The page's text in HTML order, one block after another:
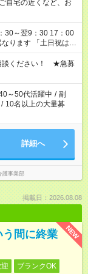
自宅の近くなど、お
30～翌9：30 17：00
土日祝は休
遅い時間から始めた
す。 ※未経験
経験いただき、 お
談ください！ ★急募
～50代活躍中 / 副
/ 10名以上の大量募
詳細へ
護事業部
掲載日：2026.08.08
NEW
う間に終業
ブランクOK